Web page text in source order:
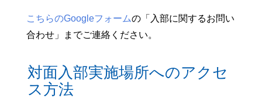
こちらのGoogleフォームの「入部に関するお問い
合わせ」までご連絡ください。
対面入部実施場所へのアクセ
ス方法